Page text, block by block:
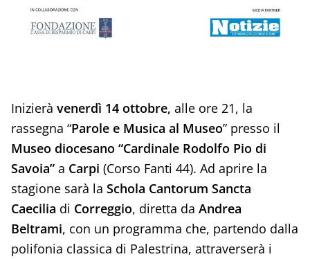
Inizierà venerdì 14 ottobre, alle ore 21, la
rassegna “Parole e Musica al Museo” presso il
Museo diocesano “Cardinale Rodolfo Pio di
Savoia”a Carpi (Corso Fanti 44). Ad aprire la
stagione sarà la Schola Cantorum Sancta
Caecilia di Correggio, diretta da Andrea
Beltrami, con un programma che, partendo dalla
polifonia classica di Palestrina, attraverserà i